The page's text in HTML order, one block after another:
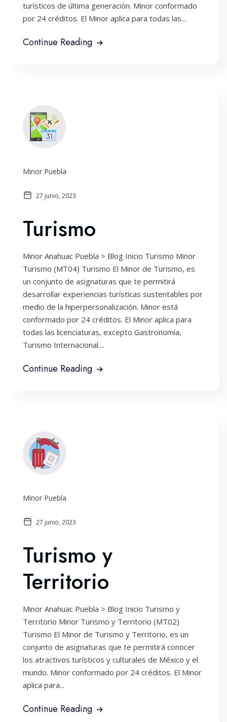
turísticos de última generación. Minor conformado
por 24 créditos. El Minor aplica para todas las...
Continue Reading
Minor Puebla
27 junio, 2023
Turismo
Minor Anahuac Puebla > Blog Inicio Turismo Minor
Turismo (MT04) Turismo El Minor de Turismo, es
un conjunto de asignaturas que te permitirá
desarrollar experiencias turísticas sustentables por
medio de la hiperpersonalización. Minor está
conformado por 24 créditos. El Minor aplica para
todas las licenciaturas, excepto Gastronomía,
Turismo Internacional....
Continue Reading
Minor Puebla
27 junio, 2023
Turismo y
Territorio
Minor Anahuac Puebla > Blog Inicio Turismo y
Territorio Minor Turismo y Territorio (MT02)
Turismo El Minor de Turismo y Territorio, es un
conjunto de asignaturas que te permitirá conocer
los atractivos turísticos y culturales de México y el
mundo. Minor conformado por 24 créditos. El Minor
aplica para...
Continue Reading